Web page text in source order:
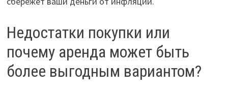
Недостатки покупки или
почему аренда может быть
более выгодным вариантом?